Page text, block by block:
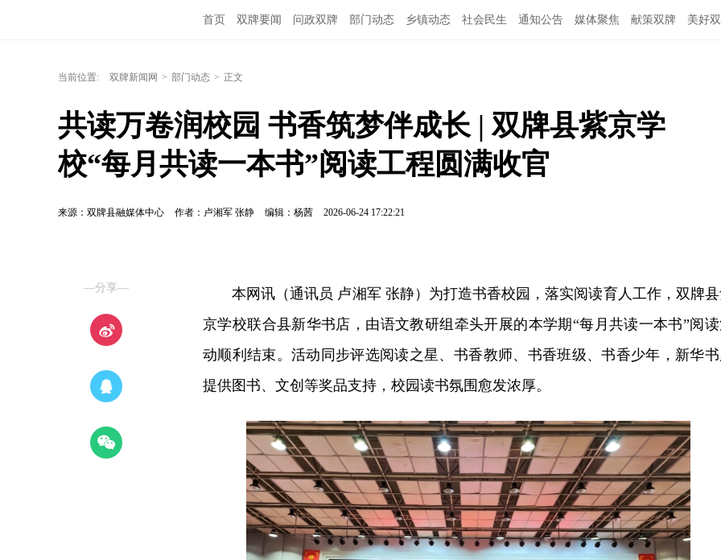
首页 双牌要闻 问政双牌 部门动态 乡镇动态 社会民生 通知公告 媒体聚焦 献策双牌 美好
当前位置: 双牌新闻网 > 部门动态 > 正文
共读万卷润校园 书香筑梦伴成长 | 双牌县紫京学
校“每月共读一本书”阅读工程圆满收官
来源：双牌县融媒体中心 作者：卢湘军 张静 编辑：杨茜 2026-06-24 17:22:21
—分享—
本网讯（通讯员 卢湘军 张静）为打造书香校园，落实阅读育人工作，双牌
京学校联合县新华书店，由语文教研组牵头开展的本学期“每月共读一本书”阅
动顺利结束。活动同步评选阅读之星、书香教师、书香班级、书香少年，新华
提供图书、文创等奖品支持，校园读书氛围愈发浓厚。